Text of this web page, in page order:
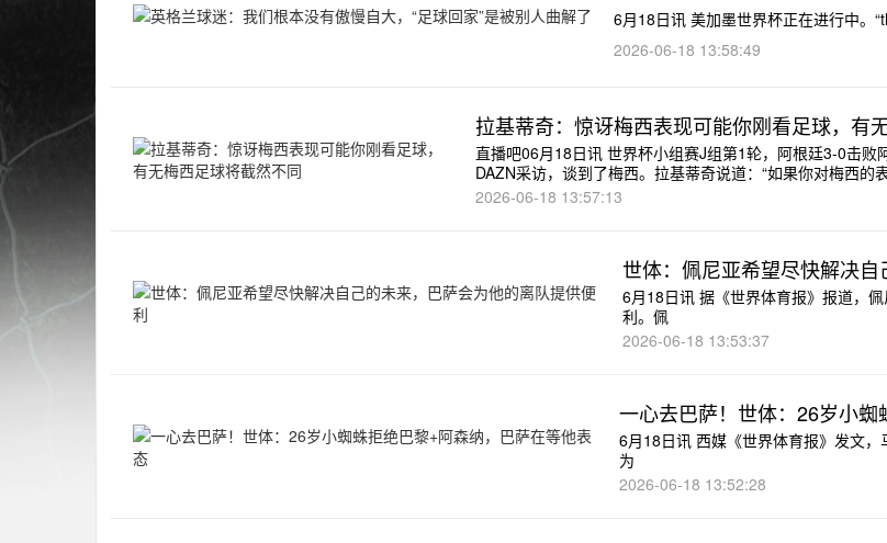
6月18日讯 美加墨世界杯正在进行中。
2026-06-18 13:58:49
拉基蒂奇：惊讶梅西表现可能你刚看足球，有
直播吧06月18日讯 世界杯小组赛J组第1轮，阿根廷3-0击
DAZN采访，谈到了梅西。拉基蒂奇说道：“如果你对梅西的
2026-06-18 13:57:13
世体：佩尼亚希望尽快解决
6月18日讯 据《世界体育报》报道，
利。佩
2026-06-18 13:53:37
一心去巴萨！世体：26岁小
6月18日讯 西媒《世界体育报》发文
为
2026-06-18 13:52:28